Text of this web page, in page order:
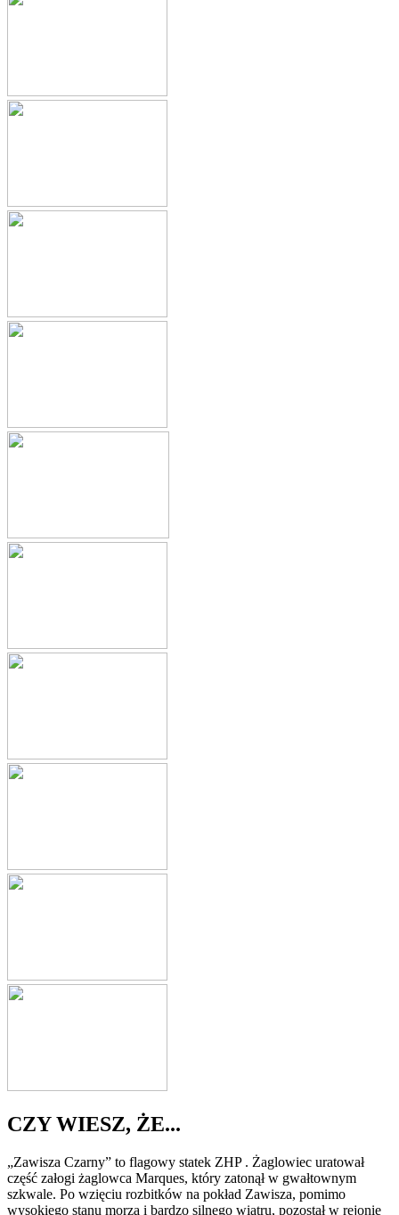
CZY WIESZ, ŻE...
„Zawisza Czarny” to flagowy statek ZHP . Żaglowiec uratował
część załogi żaglowca Marques, który zatonął w gwałtownym
szkwale. Po wzięciu rozbitków na pokład Zawisza, pomimo
wysokiego stanu morza i bardzo silnego wiatru, pozostał w rejonie